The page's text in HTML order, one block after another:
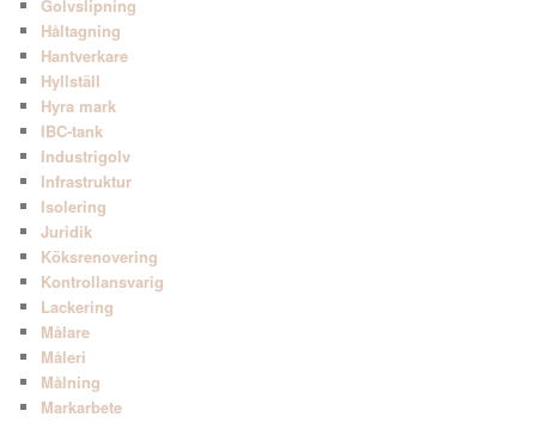
Golvslipning
Håltagning
Hantverkare
Hyllställ
Hyra mark
IBC-tank
Industrigolv
Infrastruktur
Isolering
Juridik
Köksrenovering
Kontrollansvarig
Lackering
Målare
Måleri
Målning
Markarbete